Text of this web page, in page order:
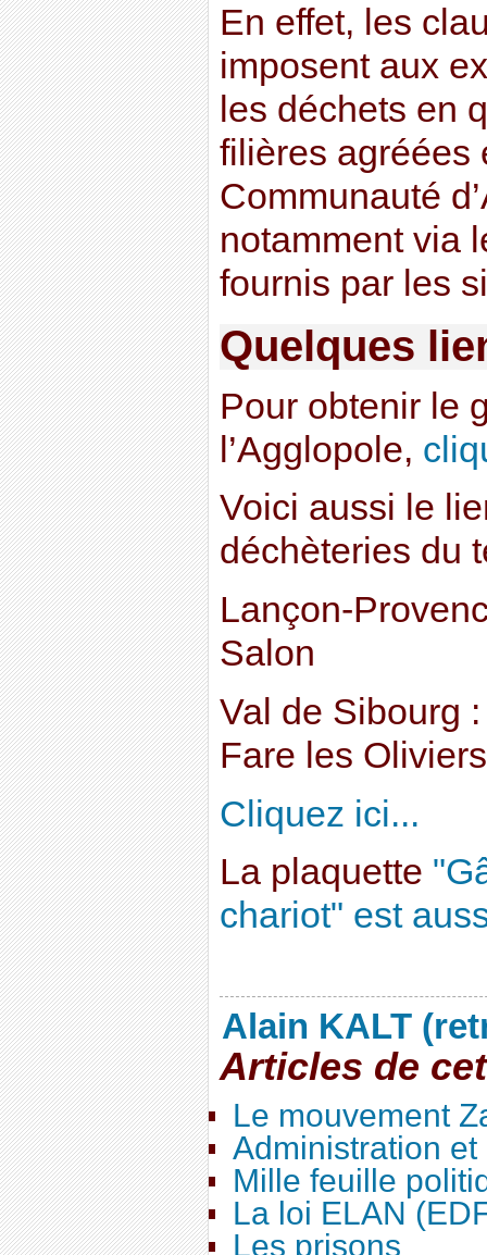
En effet, les
imposent aux
les déchets en
filières agréées
Communauté
notamment via
fournis par les
Quelques
Pour obtenir le
l’Agglopole,
Voici aussi le
déchèteries du
Lançon-
Salon
Val de Sibourg
Fare les Oliviers
Cliquez ici...
La plaquette
chariot" est
Alain KALT
Articles de
Le mouvement
Administration
Mille feuille
La loi ELAN
Les prisons